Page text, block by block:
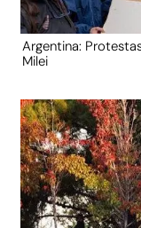
Argentina:
Milei